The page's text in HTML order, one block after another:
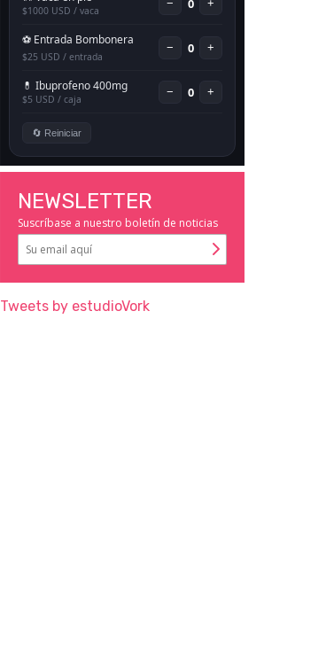
NEWSLETTER
Suscríbase a nuestro boletín de noticias
Tweets by estudioVork